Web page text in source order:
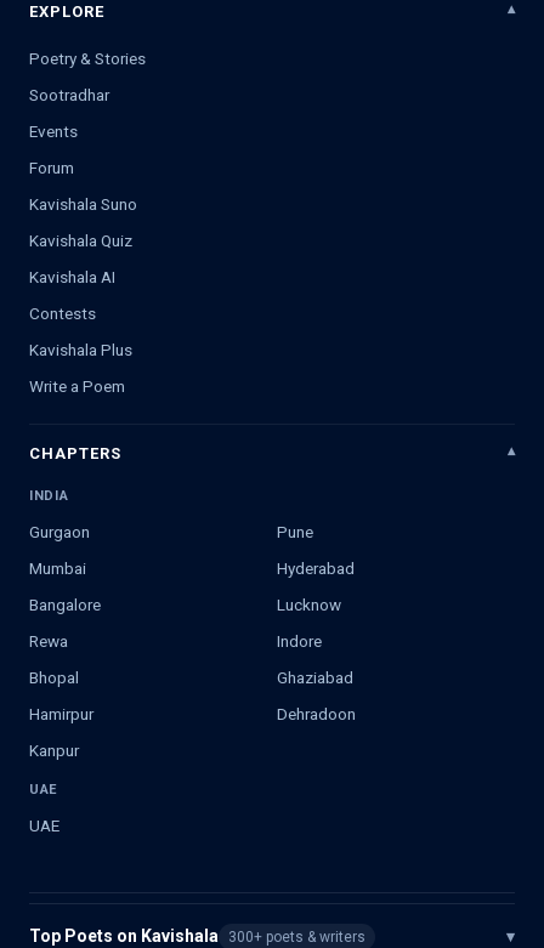
EXPLORE
Poetry & Stories
Sootradhar
Events
Forum
Kavishala Suno
Kavishala Quiz
Kavishala AI
Contests
Kavishala Plus
Write a Poem
CHAPTERS
INDIA
Gurgaon
Pune
Mumbai
Hyderabad
Bangalore
Lucknow
Rewa
Indore
Bhopal
Ghaziabad
Hamirpur
Dehradoon
Kanpur
UAE
UAE
Top Poets on Kavishala 300+ poets & writers ▾